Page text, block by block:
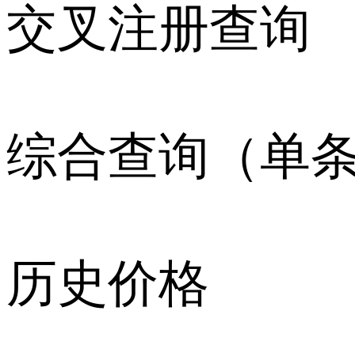
交叉注册查询
综合查询（单
历史价格